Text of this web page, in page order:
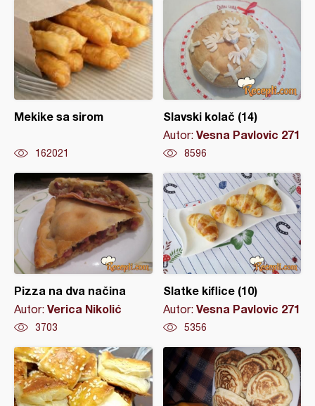
Mekike sa sirom
162021
Slavski kolač (14)
Autor: Vesna Pavlovic 271
8596
Pizza na dva načina
Autor: Verica Nikolić
3703
Slatke kiflice (10)
Autor: Vesna Pavlovic 271
5356